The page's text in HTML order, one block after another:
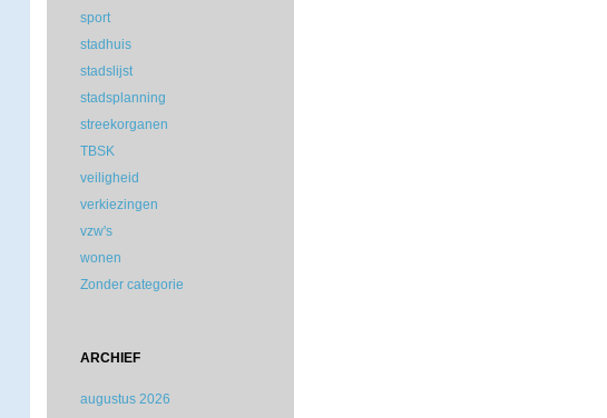
sport
stadhuis
stadslijst
stadsplanning
streekorganen
TBSK
veiligheid
verkiezingen
vzw's
wonen
Zonder categorie
ARCHIEF
augustus 2026